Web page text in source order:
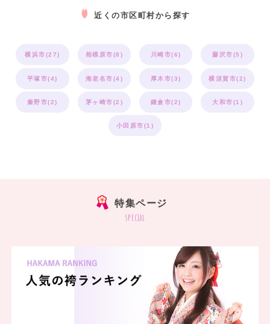
近くの市区町村から探す
横浜市(27) 相模原市(8) 川崎市(6) 藤沢市(5)
平塚市(4) 海老名市(4) 厚木市(3) 横須賀市(2)
秦野市(2) 茅ヶ崎市(2) 鎌倉市(2) 大和市(1)
小田原市(1)
特集ページ
special